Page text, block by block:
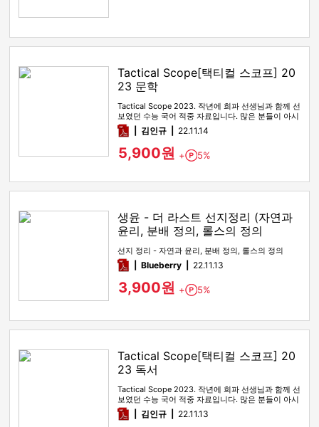
Tactical Scope[택티컬 스코프] 20
23 문학
Tactical Scope 2023. 작년에 희파 선생님과 함께 선
보였던 수능 국어 적중 자료입니다. 많은 분들이 아시
다시피…
pdf김인규 22.11.14
5,900원 + Point
5%
생윤 - 더 라스트 선지정리 (자연과
윤리, 분배 정의, 롤스의 정의
선지 정리 - 자연과 윤리, 분배 정의, 롤스의 정의
pdfBlueberry 22.11.13
3,900원 + Point
5%
Tactical Scope[택티컬 스코프] 20
23 독서
Tactical Scope 2023. 작년에 희파 선생님과 함께 선
보였던 수능 국어 적중 자료입니다. 많은 분들이 아시
다시피…
pdf김인규 22.11.13